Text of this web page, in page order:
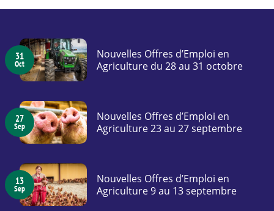
31
Oct
Nouvelles Offres d’Emploi en
Agriculture du 28 au 31 octobre
27
Sep
Nouvelles Offres d’Emploi en
Agriculture 23 au 27 septembre
13
Sep
Nouvelles Offres d’Emploi en
Agriculture 9 au 13 septembre